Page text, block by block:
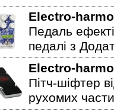
Electro-
Педаль
педалі з
Electro-
Пітч-шіфтер
рухомих